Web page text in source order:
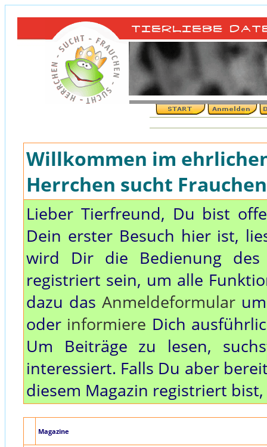
Willkommen im
Herrchen sucht
Lieber Tierfreund, Du bist
Dein erster Besuch hier ist,
wird Dir die Bedienung des
registriert sein, um alle
dazu das Anmeldeformularum
oder informiere Dich
Um Beiträge zu lesen,
interessiert. Falls Du aber
diesem Magazin registriert
Magazine